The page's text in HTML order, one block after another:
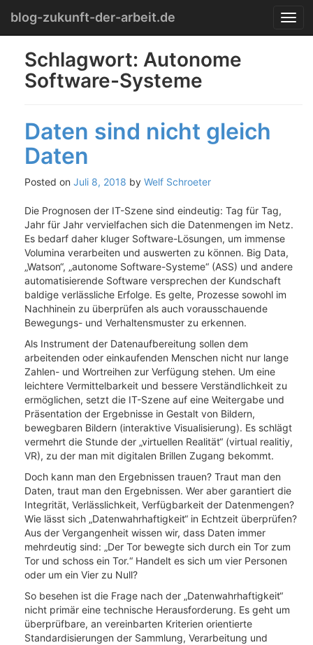
Menu
content
T
o
n
blog-zukunft-der-arbeit.de
Schlagwort: Autonome
Software-Systeme
Daten sind nicht gleich
Daten
Posted on Juli 8, 2018 by Welf Schroeter
Die Prognosen der IT-Szene sind eindeutig: Tag für Tag,
Jahr für Jahr vervielfachen sich die Datenmengen im Netz.
Es bedarf daher kluger Software-Lösungen, um immense
Volumina verarbeiten und auswerten zu können. Big Data,
„Watson“, „autonome Software-Systeme“ (ASS) und andere
automatisierende Software versprechen der Kundschaft
baldige verlässliche Erfolge. Es gelte, Prozesse sowohl im
Nachhinein zu überprüfen als auch vorausschauende
Bewegungs- und Verhaltensmuster zu erkennen.
Als Instrument der Datenaufbereitung sollen dem
arbeitenden oder einkaufenden Menschen nicht nur lange
Zahlen- und Wortreihen zur Verfügung stehen. Um eine
leichtere Vermittelbarkeit und bessere Verständlichkeit zu
ermöglichen, setzt die IT-Szene auf eine Weitergabe und
Präsentation der Ergebnisse in Gestalt von Bildern,
bewegbaren Bildern (interaktive Visualisierung). Es schlägt
vermehrt die Stunde der „virtuellen Realität“ (virtual realitiy,
VR), zu der man mit digitalen Brillen Zugang bekommt.
Doch kann man den Ergebnissen trauen? Traut man den
Daten, traut man den Ergebnissen. Wer aber garantiert die
Integrität, Verlässlichkeit, Verfügbarkeit der Datenmengen?
Wie lässt sich „Datenwahrhaftigkeit“ in Echtzeit überprüfen?
Aus der Vergangenheit wissen wir, dass Daten immer
mehrdeutig sind: „Der Tor bewegte sich durch ein Tor zum
Tor und schoss ein Tor.“ Handelt es sich um vier Personen
oder um ein Vier zu Null?
So besehen ist die Frage nach der „Datenwahrhaftigkeit“
nicht primär eine technische Herausforderung. Es geht um
überprüfbare, an vereinbarten Kriterien orientierte
Standardisierungen der Sammlung, Verarbeitung und